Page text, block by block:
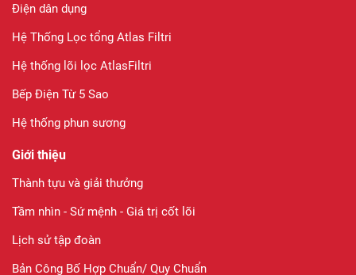
Điện dân dụng
Hệ Thống Lọc tổng Atlas Filtri
Hệ thống lõi lọc AtlasFiltri
Bếp Điện Từ 5 Sao
Hệ thống phun sương
Giới thiệu
Thành tựu và giải thưởng
Tầm nhìn - Sứ mệnh - Giá trị cốt lõi
Lịch sử tập đoàn
Bản Công Bố Hợp Chuẩn/ Quy Chuẩn